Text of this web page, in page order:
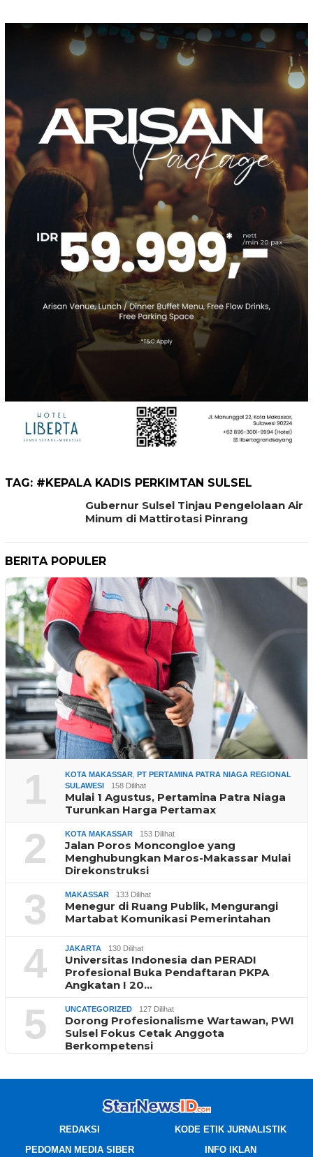
TAG: #KEPALA KADIS PERKIMTAN SULSEL
Gubernur Sulsel Tinjau Pengelolaan Air
Minum di Mattirotasi Pinrang
BERITA POPULER
1 KOTA MAKASSAR
PT PERTAMINA PATRA NIAGA REGIONAL
SULAWESI
158 Dilihat
Mulai 1 Agustus, Pertamina Patra Niaga
Turunkan Harga Pertamax
2 KOTA MAKASSAR 153 Dilihat
Jalan Poros Moncongloe yang
Menghubungkan Maros-Makassar Mulai
Direkonstruksi
3 MAKASSAR 133 Dilihat
Menegur di Ruang Publik, Mengurangi
Martabat Komunikasi Pemerintahan
4 JAKARTA 130 Dilihat
Universitas Indonesia dan PERADI
Profesional Buka Pendaftaran PKPA
Angkatan I 20…
5 UNCATEGORIZED 127 Dilihat
Dorong Profesionalisme Wartawan, PWI
Sulsel Fokus Cetak Anggota
Berkompetensi
REDAKSI
KODE ETIK JURNALISTIK
PEDOMAN MEDIA SIBER
INFO IKLAN